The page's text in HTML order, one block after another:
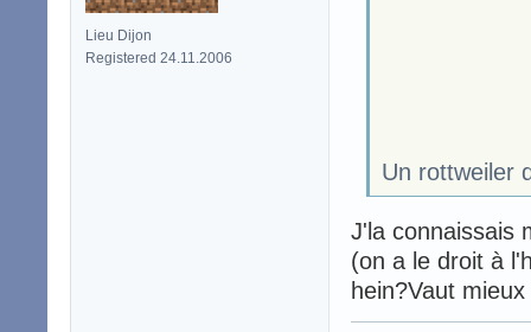
Lieu Dijon
Registered 24.11.2006
Un rottweiler
J'la connaissais
(on a le droit à
hein?Vaut